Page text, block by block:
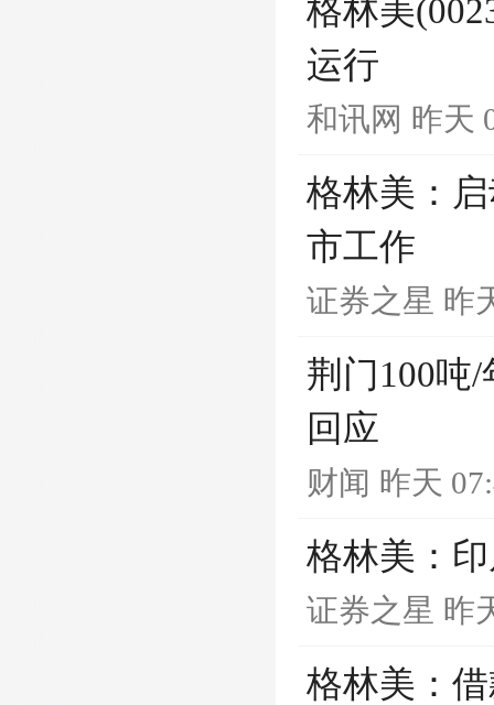
格林美
运行
和讯网 昨天
格林美：
市工作
证券之星 昨
荆门100吨
回应
财闻 昨天
格林美：
证券之星 昨
格林美：